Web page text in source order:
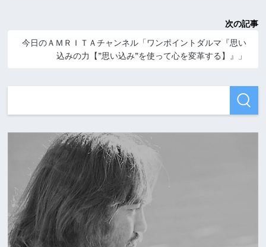
次の記事
今日のＡＭＲＩＴＡチャンネル「ワンポイントダルマ『思い
込みの力【”思い込み”を使って心を変革する】』」